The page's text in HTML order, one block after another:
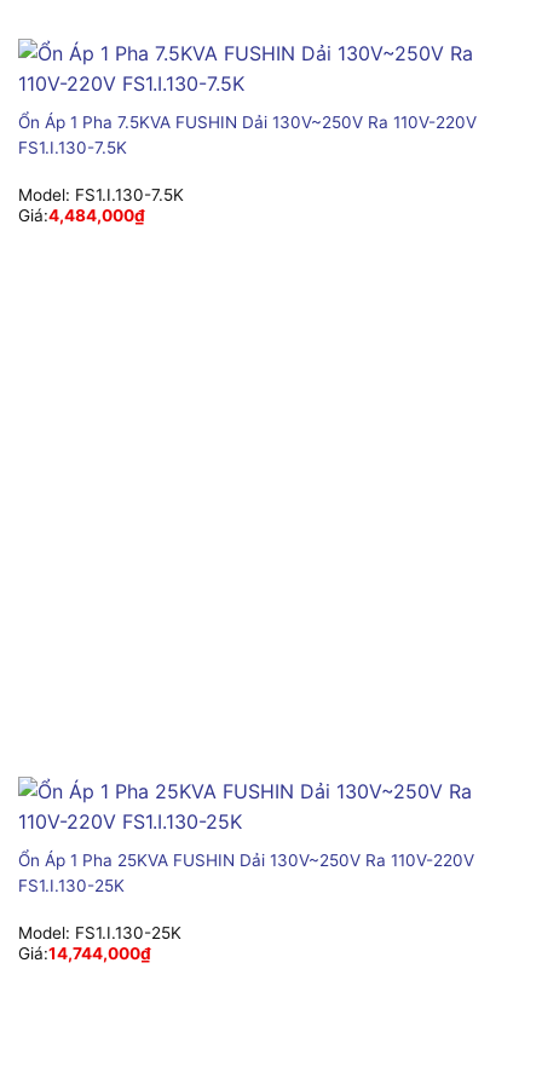
Ổn Áp 1 Pha 7.5KVA FUSHIN Dải 130V~250V Ra 110V-220V
FS1.I.130-7.5K
Model: FS1.I.130-7.5K
Giá:4,484,000₫
Ổn Áp 1 Pha 25KVA FUSHIN Dải 130V~250V Ra 110V-220V
FS1.I.130-25K
Model: FS1.I.130-25K
Giá:14,744,000₫